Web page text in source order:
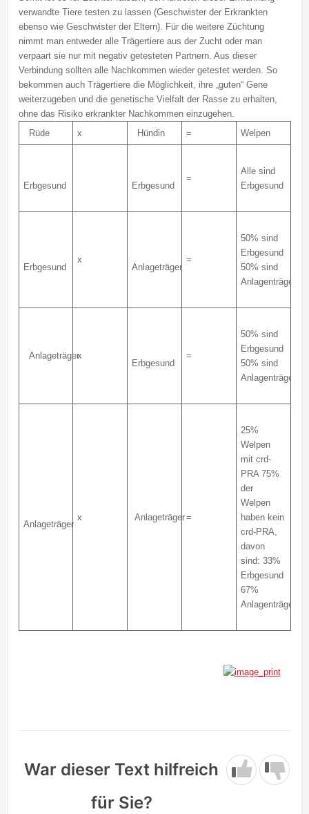
verwandte Tiere testen zu lassen (Geschwister der Erkrankten
ebenso wie Geschwister der Eltern). Für die weitere Züchtung
nimmt man entweder alle Trägertiere aus der Zucht oder man
verpaart sie nur mit negativ getesteten Partnern. Aus dieser
Verbindung sollten alle Nachkommen wieder getestet werden. So
bekommen auch Trägertiere die Möglichkeit, ihre „guten“ Gene
weiterzugeben und die genetische Vielfalt der Rasse zu erhalten,
ohne das Risiko erkrankter Nachkommen einzugehen.
Rüde
x Hündin = Welpen
Erbgesund Erbgesund
=
Alle sind
Erbgesund
Erbgesund
x
Anlageträger
=
50% sind
Erbgesund
50% sind
Anlagenträger
Anlageträgerx
Erbgesund
=
50% sind
Erbgesund
50% sind
Anlagenträger
Anlageträger
x Anlageträger=
25%
Welpen
mit crd-
PRA 75%
der
Welpen
haben kein
crd-PRA,
davon
sind: 33%
Erbgesund
67%
Anlagenträger
War dieser Text hilfreich
für Sie?